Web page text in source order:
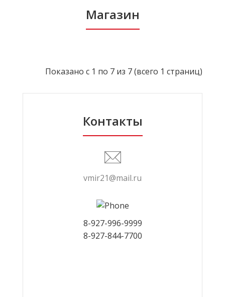
Магазин
Показано с 1 по 7 из 7 (всего 1 страниц)
Контакты
vmir21@mail.ru
8-927-996-9999
8-927-844-7700